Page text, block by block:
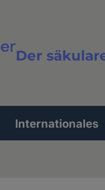
Der
Volltextsuche
Internationales